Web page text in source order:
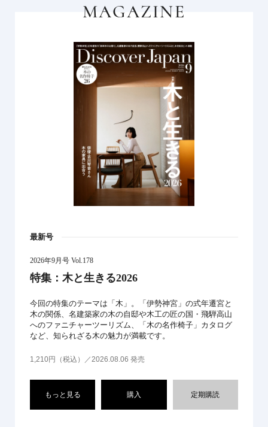
MAGAZINE
最新号
2026年9月号 Vol.178
特集：木と生きる2026
今回の特集のテーマは「木」。「伊勢神宮」の式年遷宮と
木の関係、名建築家の木の自邸や木工の匠の国・飛騨高山
へのファニチャーツーリズム、「木の名作椅子」カタログ
など、知られざる木の魅力が満載です。
1,210円（税込）／2026.08.06 発売
もっと見る 購入 定期購読